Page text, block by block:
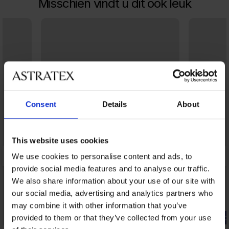
Consent Details About
This website uses cookies
We use cookies to personalise content and ads, to
provide social media features and to analyse our traffic.
We also share information about your use of our site with
our social media, advertising and analytics partners who
may combine it with other information that you’ve
provided to them or that they’ve collected from your use
Misschien vindt u dit ook leuk
-20% GET20 -20% GET20